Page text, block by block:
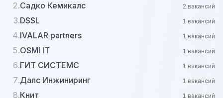
2.Садко Кемикалс 2 вакансий
3.DSSL 1 вакансий
4.IVALAR partners 1 вакансий
5.OSMI IT 1 вакансий
6.ГИТ СИСТЕМС 1 вакансий
7.Далс Инжиниринг 1 вакансий
8.Книт 1 вакансий